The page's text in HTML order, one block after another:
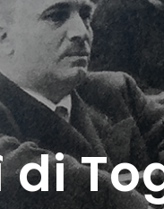
di